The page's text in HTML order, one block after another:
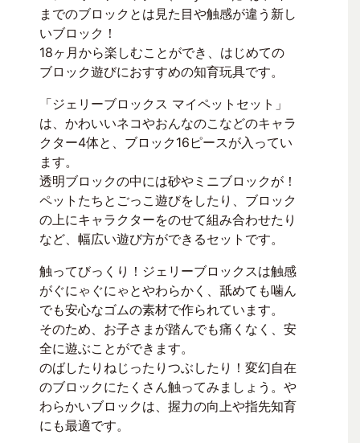
までのブロックとは見た目や触感が違う新し
いブロック！
18ヶ月から楽しむことができ、はじめての
ブロック遊びにおすすめの知育玩具です。
「ジェリーブロックス マイペットセット」
は、かわいいネコやおんなのこなどのキャラ
クター4体と、ブロック16ピースが入ってい
ます。
透明ブロックの中には砂やミニブロックが！
ペットたちとごっこ遊びをしたり、ブロック
の上にキャラクターをのせて組み合わせたり
など、幅広い遊び方ができるセットです。
触ってびっくり！ジェリーブロックスは触感
がぐにゃぐにゃとやわらかく、舐めても噛ん
でも安心なゴムの素材で作られています。
そのため、お子さまが踏んでも痛くなく、安
全に遊ぶことができます。
のばしたりねじったりつぶしたり！変幻自在
のブロックにたくさん触ってみましょう。や
わらかいブロックは、握力の向上や指先知育
にも最適です。